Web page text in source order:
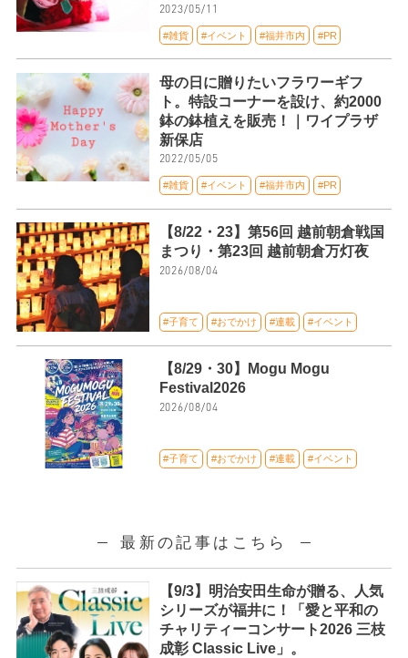
2023/05/11
#雑貨 #イベント #福井市内 #PR
母の日に贈りたいフラワーギフ
ト。特設コーナーを設け、約2000
鉢の鉢植えを販売！｜ワイプラザ
新保店
2022/05/05
#雑貨 #イベント #福井市内 #PR
【8/22・23】第56回 越前朝倉戦国
まつり・第23回 越前朝倉万灯夜
2026/08/04
#子育て #おでかけ #連載 #イベント
【8/29・30】Mogu Mogu
Festival2026
2026/08/04
#子育て #おでかけ #連載 #イベント
最新の記事はこちら
【9/3】明治安田生命が贈る、人気
シリーズが福井に！「愛と平和の
チャリティーコンサート2026 三枝
成彰 Classic Live」。